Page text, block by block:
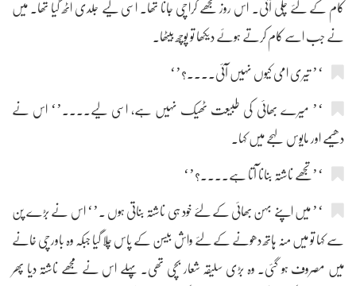
کام کے لئے چلی آئی۔ اس روز مجھے کراچی جانا تھا۔ اسی لیے جلدی اٹھ گیا تھا۔ میں
نے جب اسے کام کرتے ہوئے دیکھا تو پوچھ بیٹھا۔
‘’ تیری امی کیوں نہیں آئی....؟’‘
‘’ میرے بھائی کی طبیعت ٹھیک نہیں ہے، اسی لیے....’‘ اس نے
دھیمے اور مایوس لہجے میں کہا۔
‘’تجھے ناشتہ بنانا آتا ہے....؟’‘
‘’ میں اپنے بہن بھائی کے لئے خود ہی ناشتہ بناتی ہوں ۔’‘ اس نے بڑے پن
سے کہا تو میں منہ ہاتھ دھونے کے لئے واش بیسن کے پاس چلا گیا جبکہ وہ باورچی خانے
میں مصروف ہو گئی۔ وہ بڑی سلیقہ شعار بچی تھی۔ پہلے اس نے مجھے ناشتہ دیا پھر